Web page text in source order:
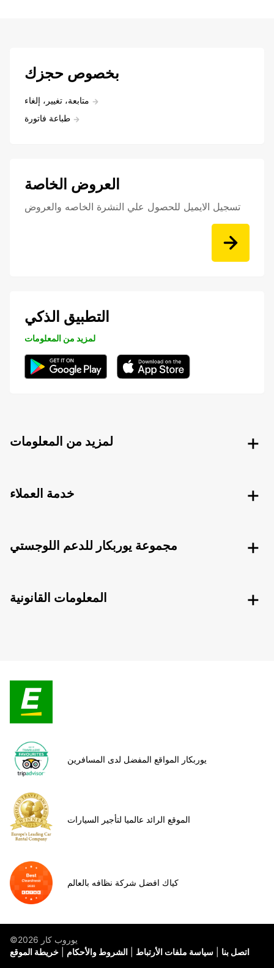
بخصوص حجزك
متابعة، تغيير، إلغاء
طباعة فاتورة
العروض الخاصة
تسجيل الايميل للحصول علي النشرة الخاصه والعروض
التطبيق الذكي
لمزيد من المعلومات
لمزيد من المعلومات
خدمة العملاء
مجموعة يوربكار للدعم اللوجستي
المعلومات القانونية
يوربكار المواقع المفضل لدى المسافرين
الموقع الرائد عالميا لتأجير السيارات
كياك افضل شركة نظافه بالعالم
©يوروب كار 2026
خريطة الموقع
الشروط والأحكام سياسة ملفات الأرتباط اتصل بنا